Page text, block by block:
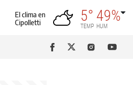
El clima en
Cipolletti
5°
TEMP
49%
HUM